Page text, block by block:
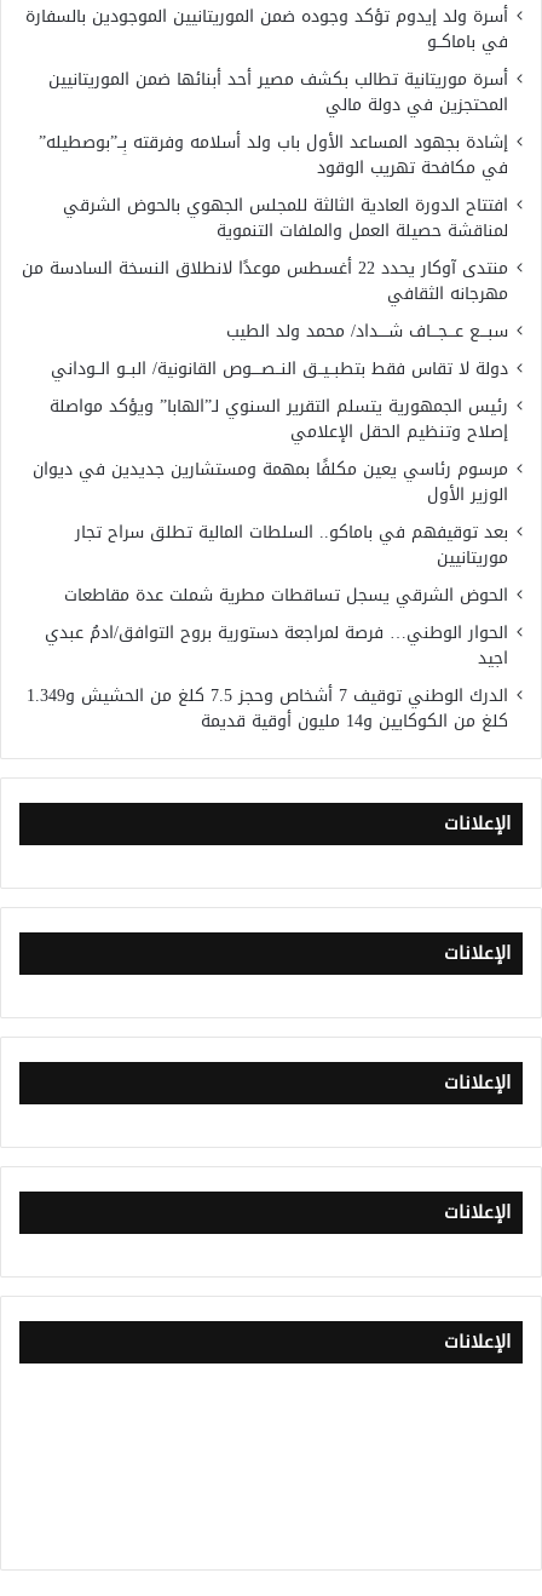
أسرة ولد إيدوم تؤكد وجوده ضمن الموريتانيين الموجودين بالسفارة
في باماكــو
أسرة موريتانية تطالب بكشف مصير أحد أبنائها ضمن الموريتانيين
المحتجزين في دولة مالي
إشادة بجهود المساعد الأول باب ولد أسلامه وفرقته بِــ”بوصطيله”
في مكافحة تهريب الوقود
افتتاح الدورة العادية الثالثة للمجلس الجهوي بالحوض الشرقي
لمناقشة حصيلة العمل والملفات التنموية
منتدى آوكار يحدد 22 أغسطس موعدًا لانطلاق النسخة السادسة من
مهرجانه الثقافي
سبـــع عـــجـــاف شــــداد/ محمد ولد الطيب
دولة لا تقاس فقط بتطبــيــق النــصــــوص القانونية/ البــو الــوداني
رئيس الجمهورية يتسلم التقرير السنوي لـ”الهابا” ويؤكد مواصلة
إصلاح وتنظيم الحقل الإعلامي
مرسوم رئاسي يعين مكلفًا بمهمة ومستشارين جديدين في ديوان
الوزير الأول
بعد توقيفهم في باماكو.. السلطات المالية تطلق سراح تجار
موريتانيين
الحوض الشرقي يسجل تساقطات مطرية شملت عدة مقاطعات
الحوار الوطني… فرصة لمراجعة دستورية بروح التوافق/ادمُ عبدي
اجيد
الدرك الوطني توقيف 7 أشخاص وحجز 7.5 كلغ من الحشيش و1.349
كلغ من الكوكايين و14 مليون أوقية قديمة
الإعلانات
الإعلانات
الإعلانات
الإعلانات
الإعلانات